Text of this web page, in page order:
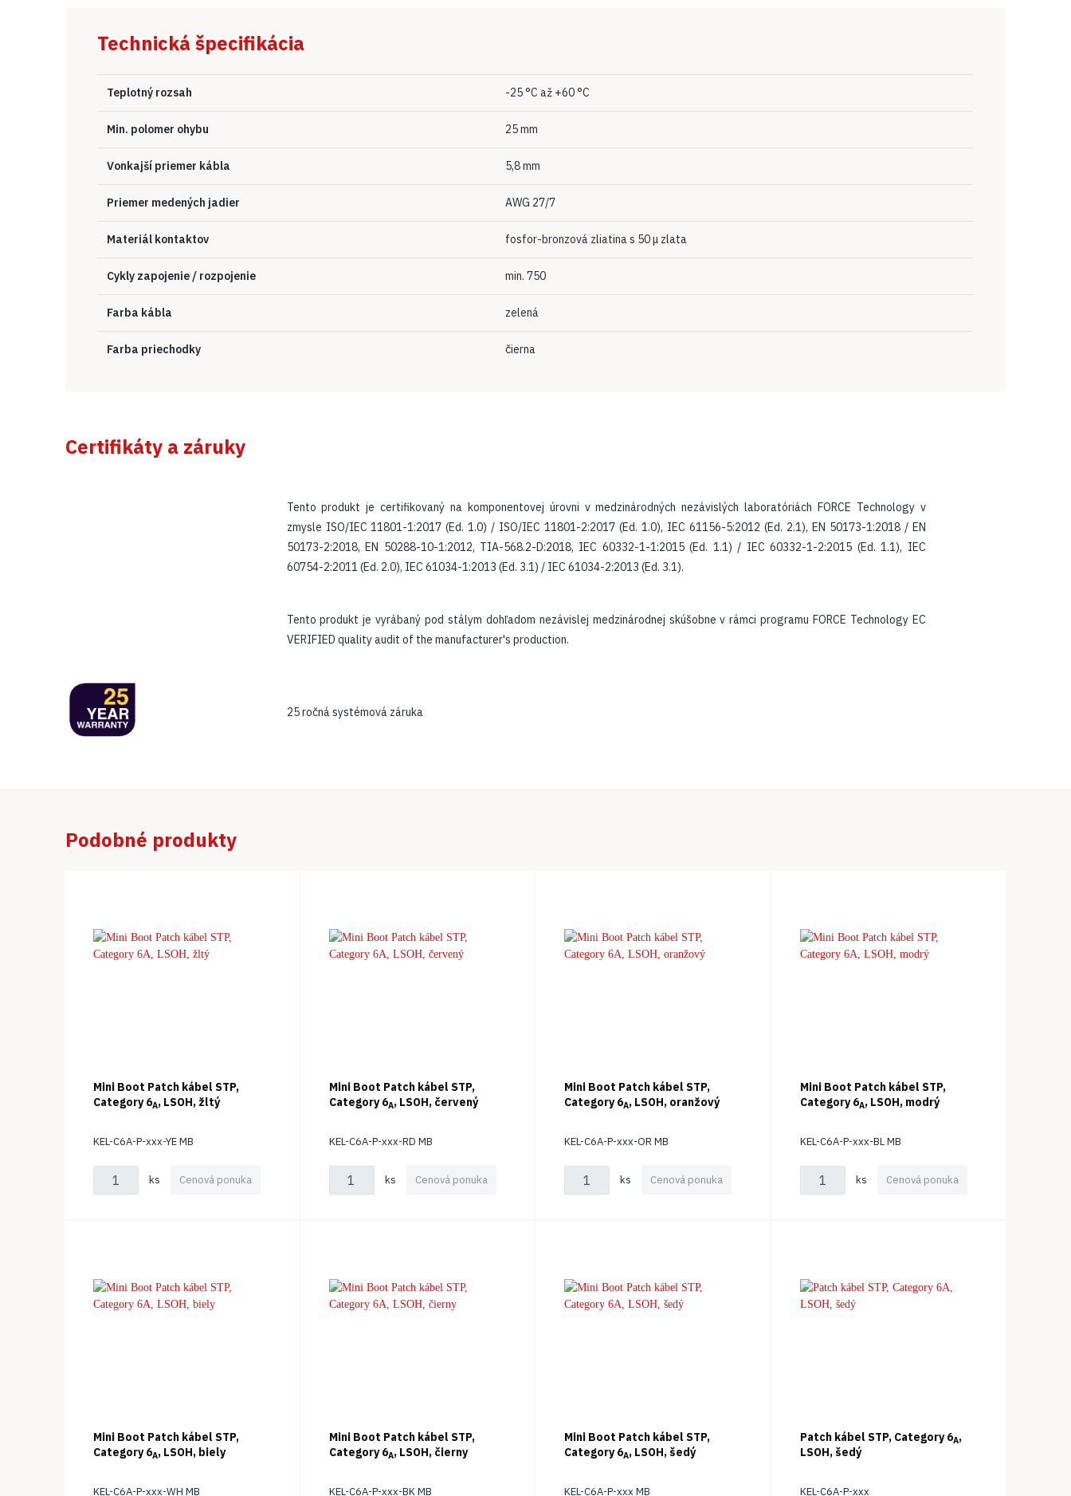
Technická špecifikácia
Teplotný rozsah -25 °C až +60 °C
Min. polomer ohybu 25 mm
Vonkajší priemer kábla 5,8 mm
Priemer medených jadier AWG 27/7
Materiál kontaktov fosfor-bronzová zliatina s 50 μ zlata
Cykly zapojenie / rozpojenie min. 750
Farba kábla zelená
Farba priechodky čierna
Certifikáty a záruky
Tento produkt je certifikovaný na komponentovej úrovni v medzinárodných nezávislých laboratóriách FORCE Technology v
zmysle ISO/IEC 11801-1:2017 (Ed. 1.0) / ISO/IEC 11801-2:2017 (Ed. 1.0), IEC 61156-5:2012 (Ed. 2.1), EN 50173-1:2018 / EN
50173-2:2018, EN 50288-10-1:2012, TIA-568.2-D:2018, IEC 60332-1-1:2015 (Ed. 1.1) / IEC 60332-1-2:2015 (Ed. 1.1), IEC
60754-2:2011 (Ed. 2.0), IEC 61034-1:2013 (Ed. 3.1) / IEC 61034-2:2013 (Ed. 3.1).
Tento produkt je vyrábaný pod stálym dohľadom nezávislej medzinárodnej skúšobne v rámci programu FORCE Technology EC
VERIFIED quality audit of the manufacturer's production.​
25 ročná systémová záruka
Podobné produkty
Mini Boot Patch kábel STP,
Category 6A, LSOH, žltý
KEL-C6A-P-xxx-YE MB
ks Cenová ponuka
Mini Boot Patch kábel STP,
Category 6A, LSOH, červený
KEL-C6A-P-xxx-RD MB
ks Cenová ponuka
Mini Boot Patch kábel STP,
Category 6A, LSOH, oranžový
KEL-C6A-P-xxx-OR MB
ks Cenová ponuka
Mini Boot Patch kábel STP,
Category 6A, LSOH, modrý
KEL-C6A-P-xxx-BL MB
ks Cenová ponuka
Mini Boot Patch kábel STP,
Category 6A, LSOH, biely
KEL-C6A-P-xxx-WH MB
Mini Boot Patch kábel STP,
Category 6A, LSOH, čierny
KEL-C6A-P-xxx-BK MB
Mini Boot Patch kábel STP,
Category 6A, LSOH, šedý
KEL-C6A-P-xxx MB
Patch kábel STP, Category 6A,
LSOH, šedý
KEL-C6A-P-xxx